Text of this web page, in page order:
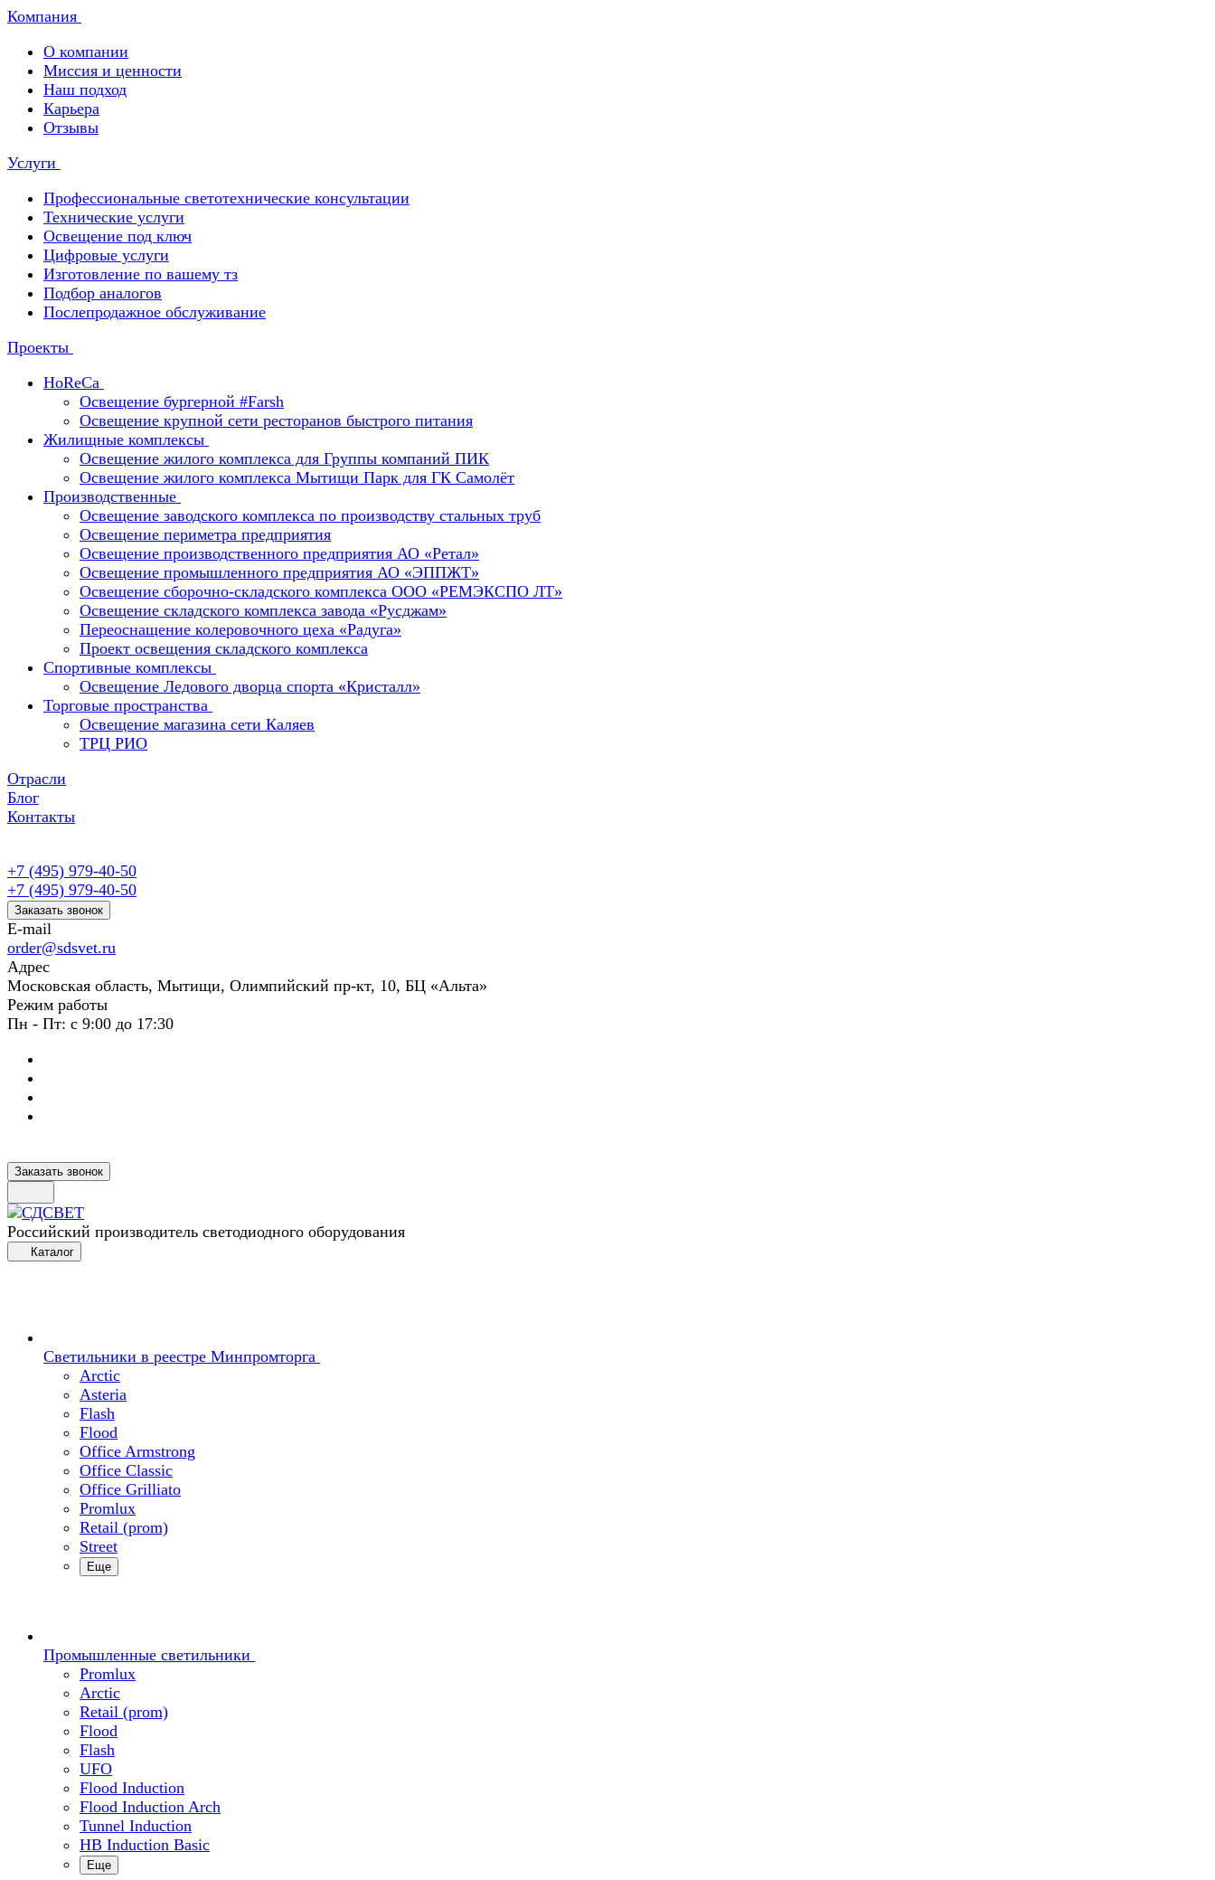
Компания
О компании
Миссия и ценности
Наш подход
Карьера
Отзывы
Услуги
Профессиональные светотехнические консультации
Технические услуги
Освещение под ключ
Цифровые услуги
Изготовление по вашему тз
Подбор аналогов
Послепродажное обслуживание
Проекты
HoReCa
Освещение бургерной #Farsh
Освещение крупной сети ресторанов быстрого питания
Жилищные комплексы
Освещение жилого комплекса для Группы компаний ПИК
Освещение жилого комплекса Мытищи Парк для ГК Самолёт
Производственные
Освещение заводского комплекса по производству стальных труб
Освещение периметра предприятия
Освещение производственного предприятия АО «Ретал»
Освещение промышленного предприятия АО «ЭППЖТ»
Освещение сборочно-складского комплекса ООО «РЕМЭКСПО ЛТ»
Освещение складского комплекса завода «Русджам»
Переоснащение колеровочного цеха «Радуга»
Проект освещения складского комплекса
Спортивные комплексы
Освещение Ледового дворца спорта «Кристалл»
Торговые пространства
Освещение магазина сети Каляев
ТРЦ РИО
Отрасли
Блог
Контакты
+7 (495) 979-40-50
+7 (495) 979-40-50
Заказать звонок
E-mail
order@sdsvet.ru
Адрес
Московская область, Мытищи, Олимпийский пр-кт, 10, БЦ «Альта»
Режим работы
Пн - Пт: с 9:00 до 17:30
Заказать звонок
Российский производитель светодиодного оборудования
Каталог
Светильники в реестре Минпромторга
Arctic
Asteria
Flash
Flood
Office Armstrong
Office Classic
Office Grilliato
Promlux
Retail (prom)
Street
Еще
Промышленные светильники
Promlux
Arctic
Retail (prom)
Flood
Flash
UFO
Flood Induction
Flood Induction Arch
Tunnel Induction
HB Induction Basic
Еще